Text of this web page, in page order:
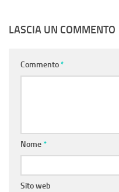
LASCIA UN COMMENTO
Commento*
Nome*
Sito web